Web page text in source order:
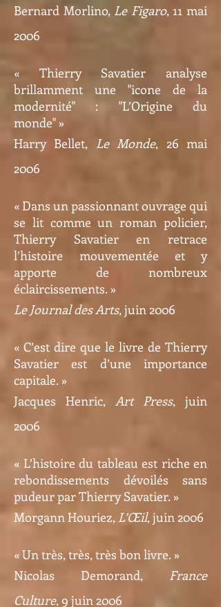
Bernard Morlino, Le Figaro, 11 mai
2006
« Thierry Savatier analyse
brillamment une "icone de la
modernité" : "L’Origine du
monde" »
Harry Bellet, Le Monde, 26 mai
2006
« Dans un passionnant ouvrage qui
se lit comme un roman policier,
Thierry Savatier en retrace
l’histoire mouvementée et y
apporte de nombreux
éclaircissements. »
Le Journal des Arts, juin 2006
« C’est dire que le livre de Thierry
Savatier est d’une importance
capitale. »
Jacques Henric, Art Press, juin
2006
« L’histoire du tableau est riche en
rebondissements dévoilés sans
pudeur par Thierry Savatier. »
Morgann Houriez, L’Œil, juin 2006
« Un très, très, très bon livre. »
Nicolas Demorand, France
Culture, 9 juin 2006